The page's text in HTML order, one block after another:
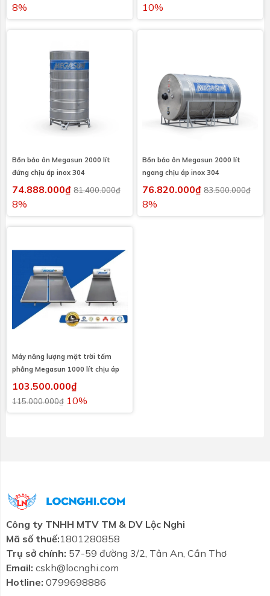
8% 10%
Bồn bảo ôn Megasun 2000 lít
đứng chịu áp inox 304
74.888.000₫ 81.400.000₫
8%
Bồn bảo ôn Megasun 2000 lít
ngang chịu áp inox 304
76.820.000₫ 83.500.000₫
8%
Máy năng lượng mặt trời tấm
phẳng Megasun 1000 lít chịu áp
103.500.000₫
115.000.000₫ 10%
Công ty TNHH MTV TM & DV Lộc Nghi
Mã số thuế:1801280858
Trụ sở chính: 57-59 đường 3/2, Tân An, Cần Thơ
Email: cskh@locnghi.com
Hotline: 0799698886